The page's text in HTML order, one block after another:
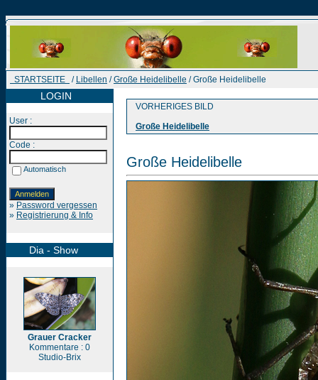
STARTSEITE / Libellen /Große Heidelibelle / Große Heidelibelle
LOGIN
User :
Code :
Automatisch
» Password vergessen
» Registrierung & Info
Dia - Show
Grauer Cracker
Kommentare : 0
Studio-Brix
VORHERIGES BILD
Große Heidelibelle
Große Heidelibelle